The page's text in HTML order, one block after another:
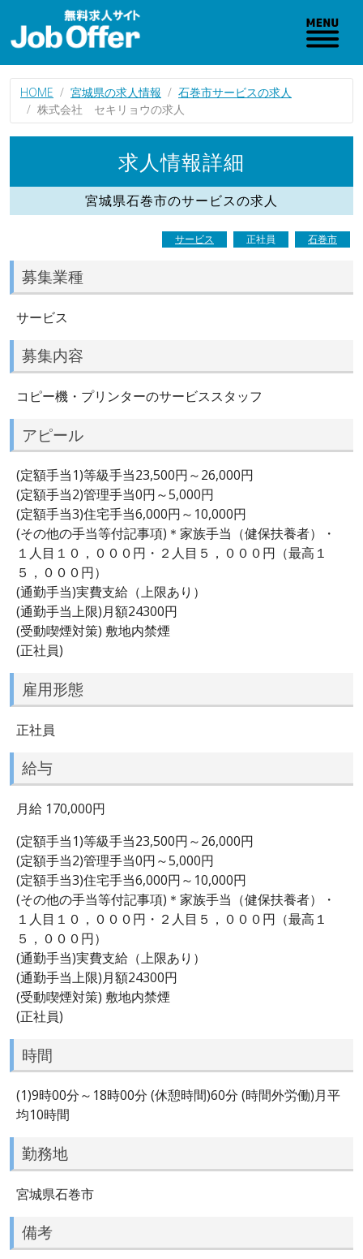
HOME 宮城県の求人情報
石巻市サービスの求人
株式会社 セキリョウの求人
求人情報詳細
宮城県石巻市のサービスの求人
サービス 正社員 石巻市
募集業種
サービス
募集内容
コピー機・プリンターのサービススタッフ
アピール
(定額手当1)等級手当23,500円～26,000円
(定額手当2)管理手当0円～5,000円
(定額手当3)住宅手当6,000円～10,000円
(その他の手当等付記事項)＊家族手当（健保扶養者）・
１人目１０，０００円・２人目５，０００円（最高１
５，０００円）
(通勤手当)実費支給（上限あり）
(通勤手当上限)月額24300円
(受動喫煙対策) 敷地内禁煙
(正社員)
雇用形態
正社員
給与
月給 170,000円
(定額手当1)等級手当23,500円～26,000円
(定額手当2)管理手当0円～5,000円
(定額手当3)住宅手当6,000円～10,000円
(その他の手当等付記事項)＊家族手当（健保扶養者）・
１人目１０，０００円・２人目５，０００円（最高１
５，０００円）
(通勤手当)実費支給（上限あり）
(通勤手当上限)月額24300円
(受動喫煙対策) 敷地内禁煙
(正社員)
時間
(1)9時00分～18時00分 (休憩時間)60分 (時間外労働)月平
均10時間
勤務地
宮城県石巻市
備考